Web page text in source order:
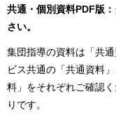
共通・個別資料PDF版
さい。
集団指導の資料は「共
ビス共通の「共通資料
料」をそれぞれご確認
りです。